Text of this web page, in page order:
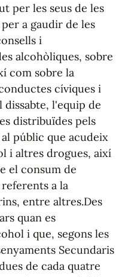
per les seus de les
a gaudir de les
i
alcohòliques, sobre
com sobre la
cíviques i
dissabte, l'equip de
distribuïdes pels
públic que acudeix
i altres drogues, així
el consum de
a la
entre altres.Des
quan es
i que, segons les
Secundaris
de cada quatre